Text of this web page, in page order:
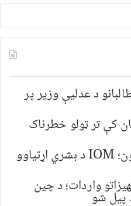
د عدلیې وزیر پر
کې تر ټولو خطرناک
افغانستان کې اقلیمي بدلون؛ IOM د بشري اړتیاوو
واردات؛ د چین